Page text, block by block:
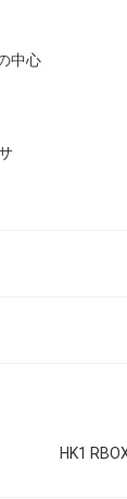
中心
HK1